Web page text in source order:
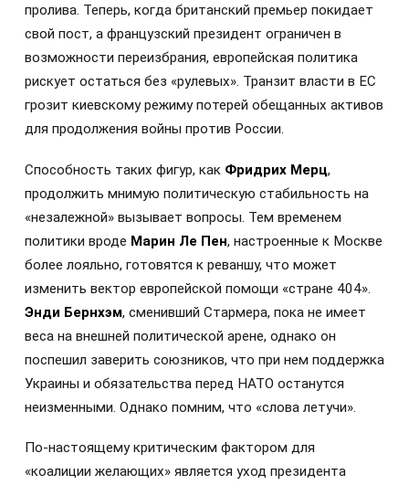
пролива. Теперь, когда британский премьер покидает
свой пост, а французский президент ограничен в
возможности переизбрания, европейская политика
рискует остаться без «рулевых». Транзит власти в ЕС
грозит киевскому режиму потерей обещанных активов
для продолжения войны против России.
Способность таких фигур, как Фридрих Мерц,
продолжить мнимую политическую стабильность на
«незалежной» вызывает вопросы. Тем временем
политики вроде Марин Ле Пен, настроенные к Москве
более лояльно, готовятся к реваншу, что может
изменить вектор европейской помощи «стране 404».
Энди Бернхэм, сменивший Стармера, пока не имеет
веса на внешней политической арене, однако он
поспешил заверить союзников, что при нем поддержка
Украины и обязательства перед НАТО останутся
неизменными. Однако помним, что «слова летучи».
По-настоящему критическим фактором для
«коалиции желающих» является уход президента